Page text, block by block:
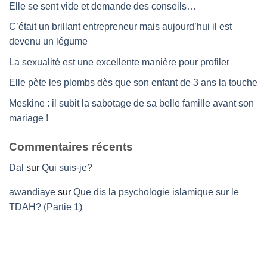
Elle se sent vide et demande des conseils…
C’était un brillant entrepreneur mais aujourd’hui il est
devenu un légume
La sexualité est une excellente manière pour profiler
Elle pète les plombs dès que son enfant de 3 ans la touche
Meskine : il subit la sabotage de sa belle famille avant son
mariage !
Commentaires récents
Dal sur Qui suis-je?
awandiaye sur Que dis la psychologie islamique sur le
TDAH? (Partie 1)